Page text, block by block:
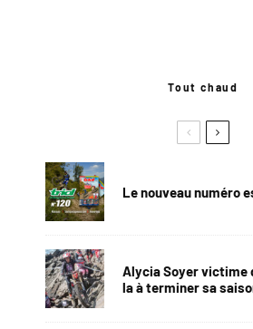
Tout chaud
Le nouveau numéro
Alycia Soyer victime
la à terminer sa